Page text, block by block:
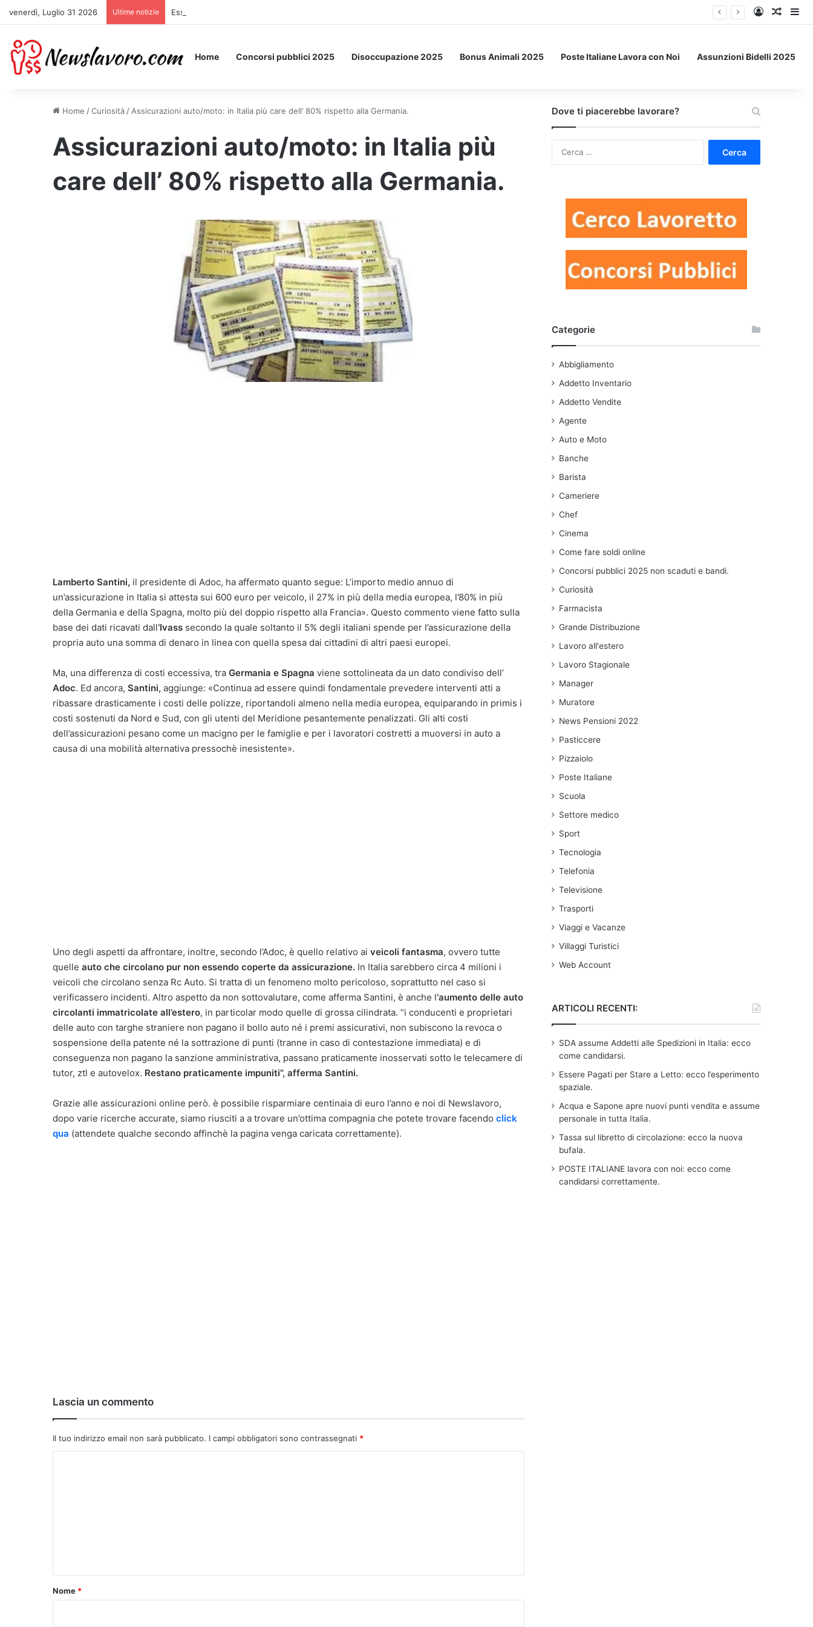
venerdì, Luglio 31 2026 Ultime notizie Essere Pagati per Stare a Letto: ecco l’esperimento spaziale. Accedi
Un
Home Concorsi pubblici 2025 Disoccupazione 2025 Bonus Animali 2025 Poste Italiane Lavora con Noi Assunzioni Bidelli 2025
Home /Curiosità / Assicurazioni auto/moto: in Italia più care dell’ 80% rispetto alla Germania.
Assicurazioni auto/moto: in Italia più
care dell’ 80% rispetto alla Germania.
Lamberto Santini, il presidente di Adoc, ha affermato quanto segue: L’importo medio annuo di
un’assicurazione in Italia si attesta sui 600 euro per veicolo, il 27% in più della media europea, l’80% in più
della Germania e della Spagna, molto più del doppio rispetto alla Francia». Questo commento viene fatto sulla
base dei dati ricavati dall‘Ivass secondo la quale soltanto il 5% degli italiani spende per l’assicurazione della
propria auto una somma di denaro in linea con quella spesa dai cittadini di altri paesi europei.
Ma, una differenza di costi eccessiva, tra Germania e Spagna viene sottolineata da un dato condiviso dell’
Adoc. Ed ancora, Santini, aggiunge: «Continua ad essere quindi fondamentale prevedere interventi atti a
ribassare drasticamente i costi delle polizze, riportandoli almeno nella media europea, equiparando in primis i
costi sostenuti da Nord e Sud, con gli utenti del Meridione pesantemente penalizzati. Gli alti costi
dell’assicurazioni pesano come un macigno per le famiglie e per i lavoratori costretti a muoversi in auto a
causa di una mobilità alternativa pressochè inesistente».
Uno degli aspetti da affrontare, inoltre, secondo l’Adoc, è quello relativo ai veicoli fantasma, ovvero tutte
quelle auto che circolano pur non essendo coperte da assicurazione. In Italia sarebbero circa 4 milioni i
veicoli che circolano senza Rc Auto. Si tratta di un fenomeno molto pericoloso, soprattutto nel caso si
verificassero incidenti. Altro aspetto da non sottovalutare, come afferma Santini, è anche l‘aumento delle auto
circolanti immatricolate all’estero, in particolar modo quelle di grossa cilindrata. “i conducenti e proprietari
delle auto con targhe straniere non pagano il bollo auto né i premi assicurativi, non subiscono la revoca o
sospensione della patente né la sottrazione di punti (tranne in caso di contestazione immediata) e di
conseguenza non pagano la sanzione amministrativa, passano praticamente inosservati sotto le telecamere di
tutor, ztl e autovelox. Restano praticamente impuniti”, afferma Santini.
Grazie alle assicurazioni online però. è possibile risparmiare centinaia di euro l’anno e noi di Newslavoro,
dopo varie ricerche accurate, siamo riusciti a a trovare un’ottima compagnia che potete trovare facendo click
qua (attendete qualche secondo affinchè la pagina venga caricata correttamente).
Lascia un commento
Il tuo indirizzo email non sarà pubblicato. I campi obbligatori sono contrassegnati *
o
Nome *
Dove ti piacerebbe lavorare?
Categorie
Abbigliamento
Addetto Inventario
Addetto Vendite
Agente
Auto e Moto
Banche
Barista
Cameriere
Chef
Cinema
Come fare soldi online
Concorsi pubblici 2025 non scaduti e bandi.
Curiosità
Farmacista
Grande Distribuzione
Lavoro all'estero
Lavoro Stagionale
Manager
Muratore
News Pensioni 2022
Pasticcere
Pizzaiolo
Poste Italiane
Scuola
Settore medico
Sport
Tecnologia
Telefonia
Televisione
Trasporti
Viaggi e Vacanze
Villaggi Turistici
Web Account
ARTICOLI RECENTI:
SDA assume Addetti alle Spedizioni in Italia: ecco
come candidarsi.
Essere Pagati per Stare a Letto: ecco l’esperimento
spaziale.
Acqua e Sapone apre nuovi punti vendita e assume
personale in tutta Italia.
Tassa sul libretto di circolazione: ecco la nuova
bufala.
POSTE ITALIANE lavora con noi: ecco come
candidarsi correttamente.